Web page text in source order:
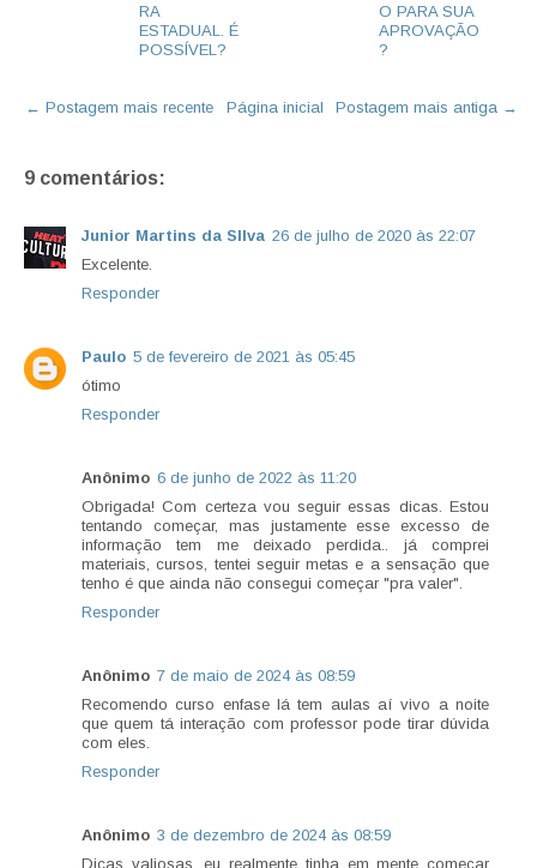
RA
ESTADUAL. É
POSSÍVEL?
O PARA SUA
APROVAÇÃO
?
← Postagem mais recente Postagem mais antiga →
Página inicial
9 comentários:
Junior Martins da SIlva 26 de julho de 2020 às 22:07
Excelente.
Responder
Paulo 5 de fevereiro de 2021 às 05:45
ótimo
Responder
Anônimo 6 de junho de 2022 às 11:20
Obrigada! Com certeza vou seguir essas dicas. Estou
tentando começar, mas justamente esse excesso de
informação tem me deixado perdida.. já comprei
materiais, cursos, tentei seguir metas e a sensação que
tenho é que ainda não consegui começar "pra valer".
Responder
Anônimo 7 de maio de 2024 às 08:59
Recomendo curso enfase lá tem aulas aí vivo a noite
que quem tá interação com professor pode tirar dúvida
com eles.
Responder
Anônimo 3 de dezembro de 2024 às 08:59
Dicas valiosas, eu realmente tinha em mente começar